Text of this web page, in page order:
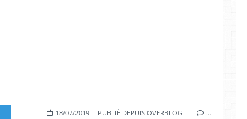
18/07/2019 PUBLIÉ DEPUIS OVERBLOG …